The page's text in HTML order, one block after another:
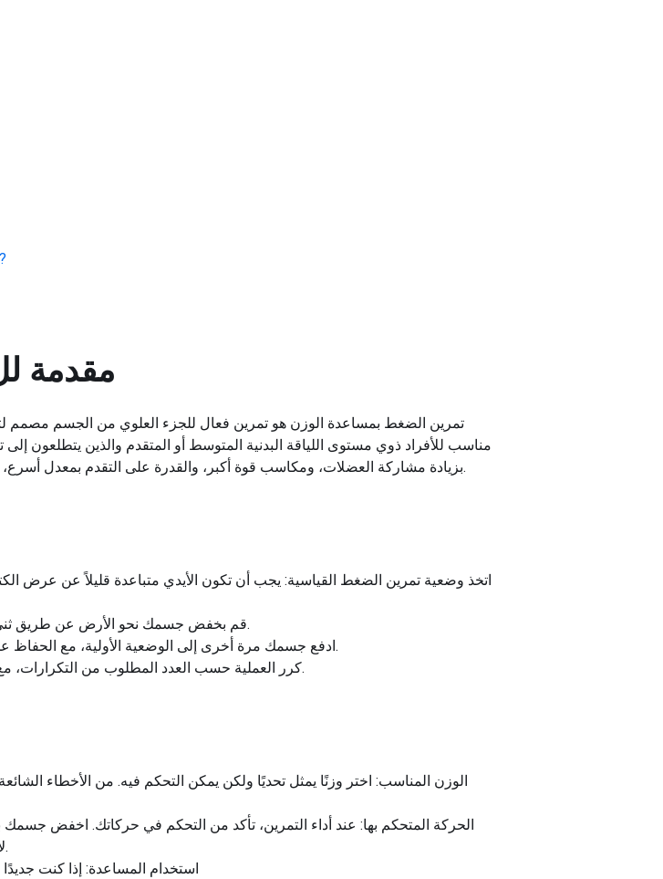
?
مقدمة
تمرين الضغط بمساعدة الوزن هو تمرين فعال للجزء العلوي من الجسم مصمم
مناسب للأفراد ذوي مستوى اللياقة البدنية المتوسط ​​أو المتقدم والذين يتطلعون
بزيادة مشاركة العضلات، ومكاسب قوة أكبر، والقدرة على التقدم بمعدل أسرع، مما يجعله خيارًا شائعًا لأولئك الذين يهدفون إلى تعزيز لياقتهم البدنية.
اتخذ وضعية تمرين الضغط القياسية: يجب أن تكون الأيدي متباعدة قليلاً عن
قم بخفض جسمك نحو الأرض عن طريق ثني ذراعيك، وإبقاء مرفقيك قريبين من جسمك وظهرك مستقيماً.
ادفع جسمك مرة أخرى إلى الوضعية الأولية، مع الحفاظ على الوزن على ظهرك والتأكد من بقاء جسمك في خط مستقيم.
كرر العملية حسب العدد المطلوب من التكرارات، مع التأكد من الحفاظ على ثبات الوزن على ظهرك طوال التمرين.
الوزن المناسب: اختر وزنًا يمثل تحديًا ولكن يمكن التحكم فيه. من الأخطاء
الحركة المتحكم بها: عند أداء التمرين، تأكد من التحكم في حركاتك. اخفض
لأن ذلك قد يؤدي إلى الإصابة ولن يمنحك الفوائد الكاملة للتمرين.
استخدام المساعدة: إذا كنت